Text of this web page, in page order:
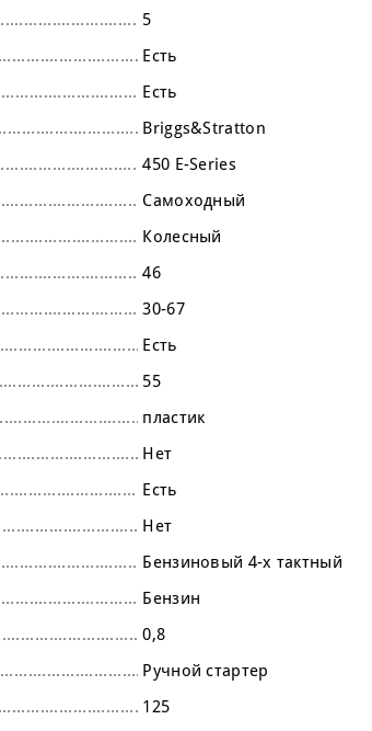
5
Есть
Есть
Briggs&Stratton
450 E-Series
Самоходный
Колесный
46
30-67
Есть
55
пластик
Нет
Есть
Нет
Бензиновый 4-х тактный
Бензин
0,8
Ручной стартер
125